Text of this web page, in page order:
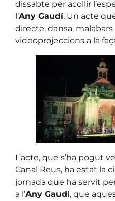
dissabte per acollir
l’Any Gaudí. Un acte
directe, dansa,
videoprojeccions a la
L’acte, que s’ha pogut
Canal Reus, ha estat la
jornada que ha servit
a l’Any Gaudí, que